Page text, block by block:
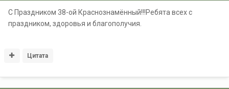
С Праздником 38-ой Краснознамённый!!!Ребята всех с
праздником, здоровья и благополучия.
Цитата